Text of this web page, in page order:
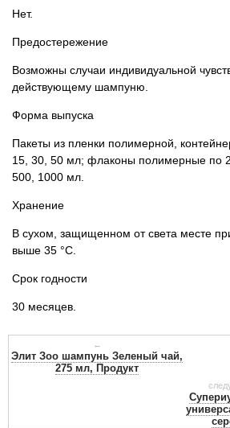
Нет.
Предостережение
Возможны случаи индивидуальной
действующему шампуню.
Форма выпуска
Пакеты из пленки полимерной,
15, 30, 50 мл; флаконы полимерные по
500, 1000 мл.
Хранение
В сухом, защищенном от света месте
выше 35 °С.
Срок годности
30 месяцев.
←
Элит Зоо шампунь Зеленый чай,
275 мл, Продукт